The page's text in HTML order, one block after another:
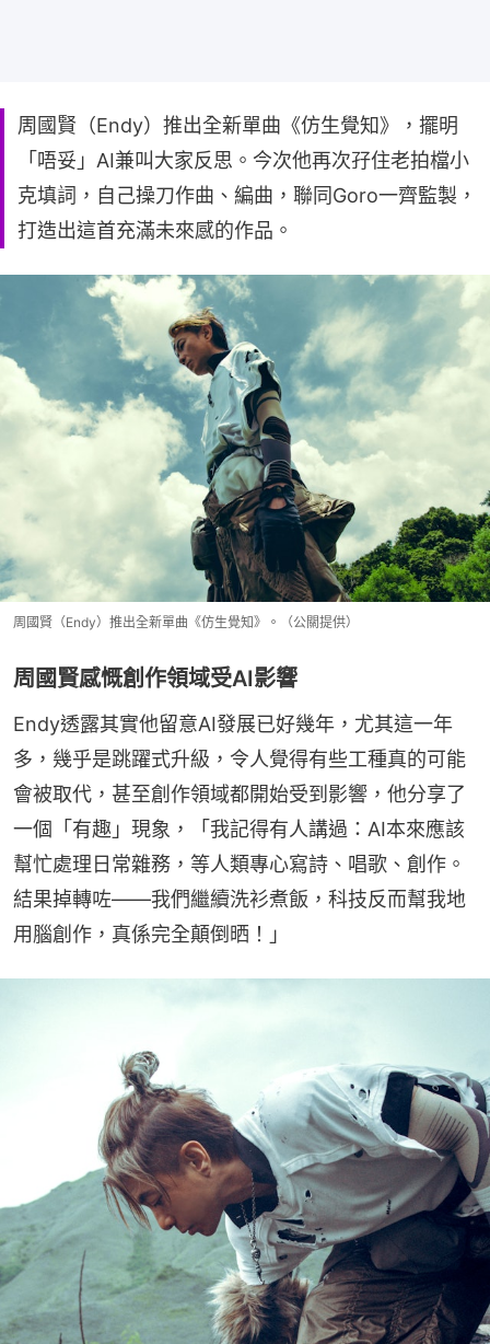
周國賢（Endy）推出全新單曲《仿生覺知》，擺明
「唔妥」AI兼叫大家反思。今次他再次孖住老拍檔小
克填詞，自己操刀作曲、編曲，聯同Goro一齊監製，
打造出這首充滿未來感的作品。
周國賢（Endy）推出全新單曲《仿生覺知》。（公關提供）
周國賢感慨創作領域受AI影響
Endy透露其實他留意AI發展已好幾年，尤其這一年
多，幾乎是跳躍式升級，令人覺得有些工種真的可能
會被取代，甚至創作領域都開始受到影響，他分享了
一個「有趣」現象，「我記得有人講過：AI本來應該
幫忙處理日常雜務，等人類專心寫詩、唱歌、創作。
結果掉轉咗——我們繼續洗衫煮飯，科技反而幫我地
用腦創作，真係完全顛倒晒！」